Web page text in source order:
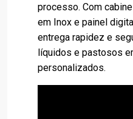
processo. Com
em Inox e painel
entrega rapidez e
líquidos e pastosos
personalizados.